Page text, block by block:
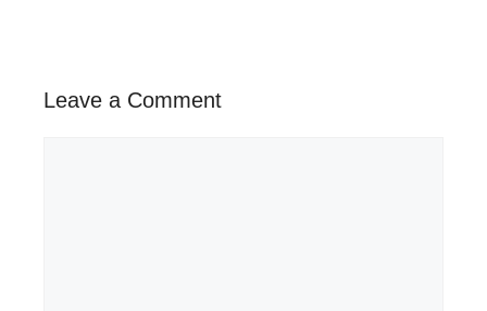
Leave a Comment